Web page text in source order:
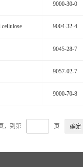
9000-30-0
9004-32-4
9045-28-7
9057-02-7
9000-70-8
，到第 页